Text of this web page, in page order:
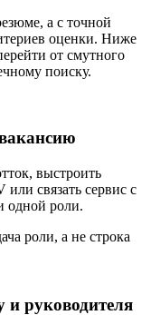
а с точной
оценки. Ниже
от смутного
поиску.
выстроить
связать сервис с
одной роли.
роли, а не строка
и руководителя